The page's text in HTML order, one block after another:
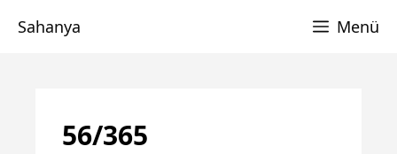
Sahanya Menü
56/365